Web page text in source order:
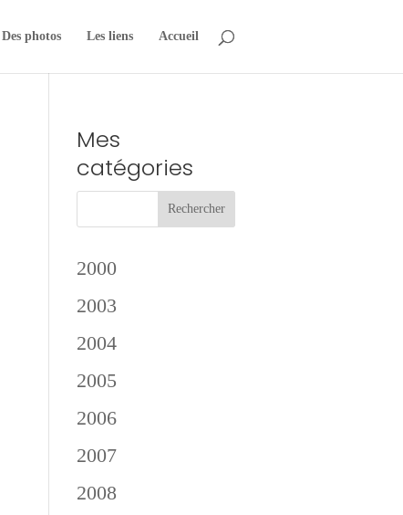
Des photos Les liens Accueil
Mes
catégories
2000
2003
2004
2005
2006
2007
2008